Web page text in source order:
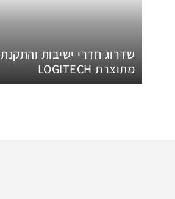
שדרוג חדרי ישיבות
מתוצרת LOGITECH